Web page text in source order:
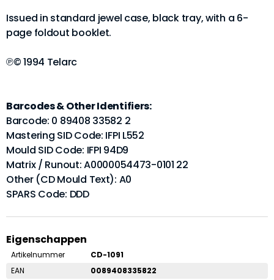
Issued in standard jewel case, black tray, with a 6-
page foldout booklet.
℗© 1994 Telarc
Barcodes & Other Identifiers:
Barcode: 0 89408 33582 2
Mastering SID Code: IFPI L552
Mould SID Code: IFPI 94D9
Matrix / Runout: A0000054473-0101 22
Other (CD Mould Text): A0
SPARS Code: DDD
Eigenschappen
Artikelnummer
CD-1091
EAN
0089408335822